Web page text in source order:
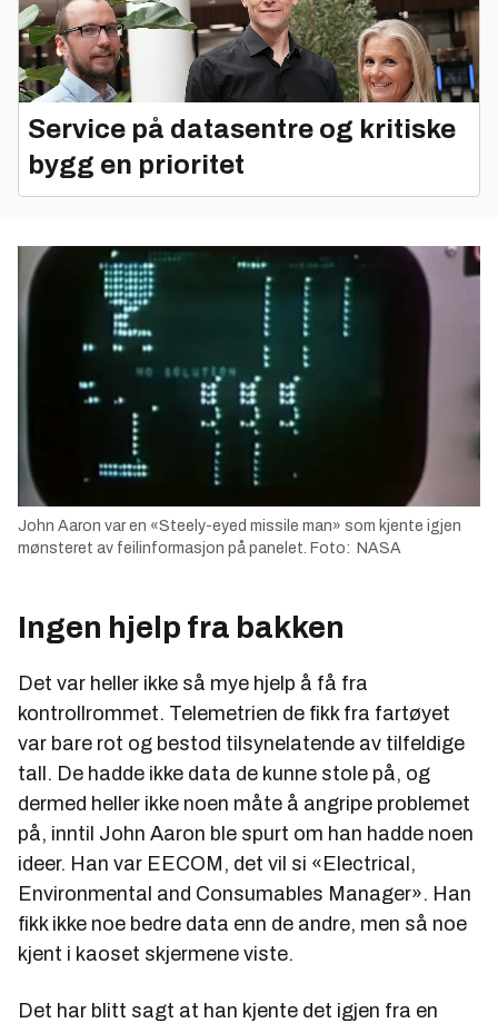
Service på datasentre og kritiske
bygg en prioritet
John Aaron var en «Steely-eyed missile man» som kjente igjen
mønsteret av feilinformasjon på panelet. Foto: NASA
Ingen hjelp fra bakken
Det var heller ikke så mye hjelp å få fra
kontrollrommet. Telemetrien de fikk fra fartøyet
var bare rot og bestod tilsynelatende av tilfeldige
tall. De hadde ikke data de kunne stole på, og
dermed heller ikke noen måte å angripe problemet
på, inntil John Aaron ble spurt om han hadde noen
ideer. Han var EECOM, det vil si «Electrical,
Environmental and Consumables Manager». Han
fikk ikke noe bedre data enn de andre, men så noe
kjent i kaoset skjermene viste.
Det har blitt sagt at han kjente det igjen fra en